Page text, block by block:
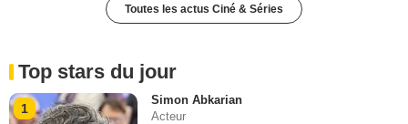
Toutes les actus Ciné & Séries
Top stars du jour
1
Simon Abkarian
Acteur